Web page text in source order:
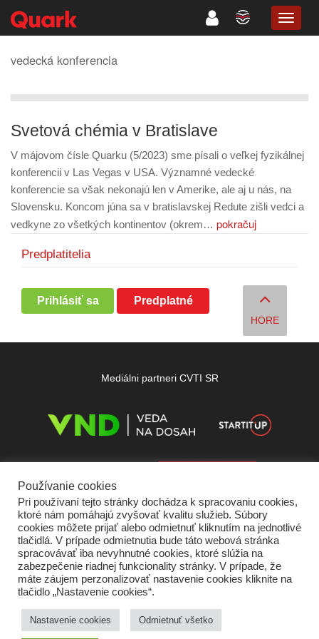
vedecká konferencia
Svetová chémia v Bratislave
V májovom čísle Quarku (5/2023) sme písali o veľkej fyzikálnej
konferencii v Las Vegas v USA. Významné vedecké
konferencie sa však nekonajú len v Amerike, ale aj u nás, na
Slovensku. Koncom júna sa v bratislavskej Redute zišli vedci a
vedkyne zo všetkých kontinentov (okrem… pokračuj
Predplatitelia
Prihlásiť sa Predplatné
HORE
Mediálni partneri CVTI SR
Domov O nás Kontakt Vydavateľ
Podmienky používania
Ochrana súkromia Štatút súťaží
Partneri
RSS Sitemap
Používanie cookies
Pri používaní tejto stránky dochádza k spracovaniu cookies,
ktoré nám pomáhajú zvyšovať kvalitu služieb. Súbory
cookies môžete prijať alebo odmietnuť kliknutím na jednotlivé
tlačidlá. V prípade odmietnutia bude táto webová stránka
spracovávať iba nevyhnutné cookies, ktoré slúžia na
zabezpečenie riadnej funkcionality stránky. V prípade, že
máte záujem perzonalizovať nastavenie cookies kliknite na
tlačidlo „Nastavenie cookies“.
Nastavenie cookies Odmietnuť všetko